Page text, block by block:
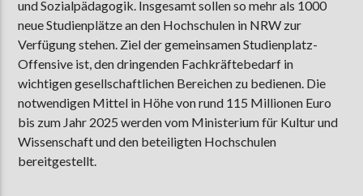
AKTUELLE SENDUNG
MOEBIUS
00:00 09:00
ZU HÖREN INMünster90,9 MHzSteinfurt103,9 MHz
und Sozialpädagogik. Insgesamt sollen so mehr als 1000
neue Studienplätze an den Hochschulen in NRW zur
Verfügung stehen. Ziel der gemeinsamen Studienplatz-
Offensive ist, den dringenden Fachkräftebedarf in
wichtigen gesellschaftlichen Bereichen zu bedienen. Die
notwendigen Mittel in Höhe von rund 115 Millionen Euro
bis zum Jahr 2025 werden vom Ministerium für Kultur und
Wissenschaft und den beteiligten Hochschulen
bereitgestellt.